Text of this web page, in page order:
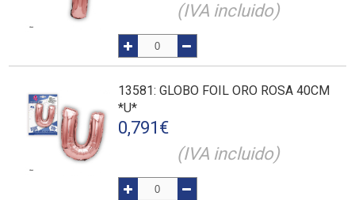
(IVA incluido)
13581: GLOBO FOIL ORO ROSA 40CM
*U*
0,791 €
(IVA incluido)